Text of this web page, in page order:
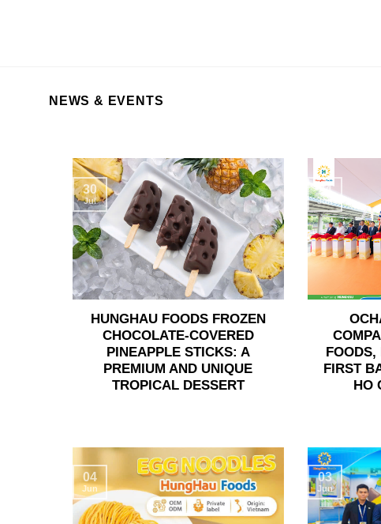
NEWS & EVENTS
HUNGHAU FOODS FROZEN
CHOCOLATE-COVERED
PINEAPPLE STICKS: A
PREMIUM AND UNIQUE
TROPICAL DESSERT
30
Jul
FOODS,
FIRST
HO
24
Jun
04
Jun
03
Jun